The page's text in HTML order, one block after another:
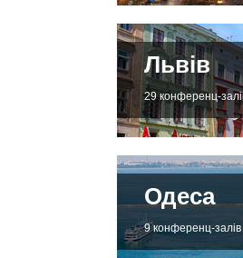
Львів
29 конференц-
Одеса
9 конференц-залів